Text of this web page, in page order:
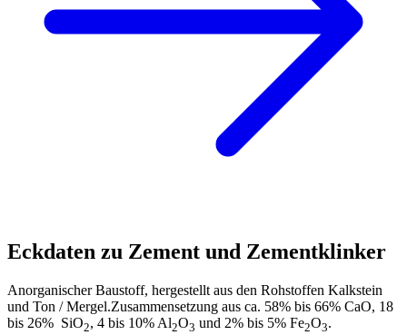
Eckdaten zu Zement und Zementklinker
Anorganischer Baustoff, hergestellt aus den Rohstoffen Kalkstein
und Ton / Mergel.Zusammensetzung aus ca. 58% bis 66% CaO, 18
bis 26% SiO2, 4 bis 10% Al2O3 und 2% bis 5% Fe2O3.